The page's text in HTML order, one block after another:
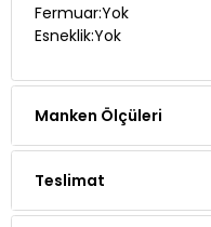
Astar:Var
Fermuar:Yok
Manken Ölçüleri
Teslimat